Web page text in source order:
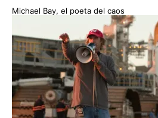
Michael Bay, el poeta del caos